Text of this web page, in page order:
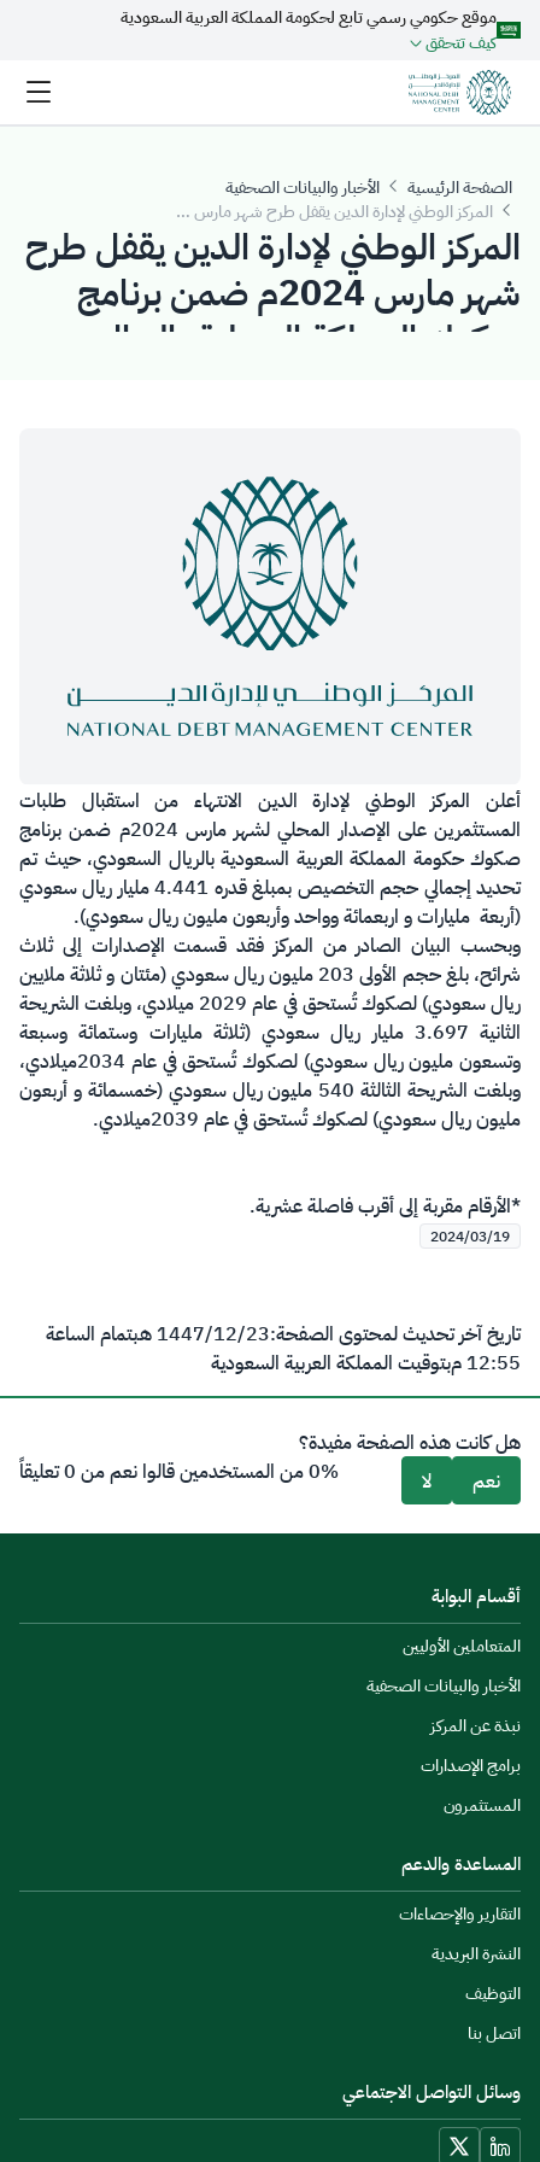
تخطي إلى المحتوى الرئيسي
موقع حكومي رسمي تابع لحكومة المملكة العربية السعودية
كيف تتحقق
الصفحة الرئيسية
الأخبار والبيانات الصحفية
المركز الوطني لإدارة الدين يقفل طرح شهر مارس 2024م ضمن برنامج صكوك المملكة المحلية بالريال السعودي بمبلغ إجمالي قدره (4.441) مليار ريال سعودي
المركز الوطني لإدارة الدين يقفل طرح
شهر مارس 2024م ضمن برنامج
صكوك المملكة المحلية بالريال
​أعلن المركز الوطني لإدارة الدين الانتهاء من استقبال طلبات
المستثمرين على الإصدار المحلي لشهر مارس 2024م ضمن برنامج
صكوك حكومة المملكة العربية السعودية بالريال السعودي، حيث تم
تحديد إجمالي حجم التخصيص بمبلغ قدره 4.441 مليار ريال سعودي
(أربعة مليارات و اربعمائة وواحد وأربعون مليون ريال سعودي).
وبحسب البيان الصادر من المركز فقد قسمت الإصدارات إلى ثلاث
شرائح، بلغ حجم الأولى 203 مليون ريال سعودي (مئتان و ثلاثة ملايين
ريال سعودي) لصكوك تُستحق في عام 2029 ميلادي، وبلغت الشريحة
الثانية 3.697 مليار ريال سعودي (ثلاثة مليارات وستمائة وسبعة
وتسعون مليون ريال سعودي) لصكوك تُستحق في عام 2034ميلادي،
وبلغت الشريحة الثالثة 540 مليون ريال سعودي (خمسمائة و أربعون
مليون ريال سعودي) لصكوك تُستحق في عام 2039ميلادي.
*الأرقام مقربة إلى أقرب فاصلة عشرية.
2024/03/19
تاريخ آخر تحديث لمحتوى الصفحة:23‏/12‏/1447 هـ
بتمام الساعة
12:55 م
بتوقيت المملكة العربية السعودية
هل كانت هذه الصفحة مفيدة؟
نعم
لا 0% من المستخدمين قالوا نعم من 0 تعليقاً
أقسام البوابة
المتعاملين الأوليين
الأخبار والبيانات الصحفية
نبذة عن المركز
برامج الإصدارات
المستثمرون
المساعدة والدعم
التقارير والإحصاءات
النشرة البريدية
التوظيف
اتصل بنا
وسائل التواصل الاجتماعي